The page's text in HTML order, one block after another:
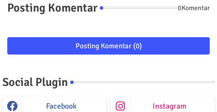
Posting Komentar 0Komentar
Posting Komentar (0)
Social Plugin
Facebook Instagram